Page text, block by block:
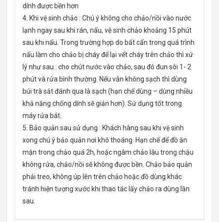
dính được bền hơn
4. Khi vệ sinh chảo : Chú ý không cho chảo/nồi vào nước
lạnh ngay sau khi rán, nấu, vệ sinh chảo khoảng 15 phút
sau khi nấu. Trong trường hợp do bất cẩn trong quá trình
nấu làm cho chảo bị cháy để lại vết cháy trên chảo thì xử
lý như sau : cho chút nước vào chảo, sau đó đun sôi 1- 2
phút và rửa bình thường. Nếu vẫn không sạch thì dùng
búi trà sắt đánh qua là sạch (hạn chế dùng – dùng nhiều
khả năng chống dính sẽ giản hơn). Sử dụng tốt trong
máy rửa bát.
5. Bảo quản sau sử dụng : Khách hàng sau khi vệ sinh
xong chú ý bảo quản nơi khô thoáng. Hạn chế để đồ ăn
mặn trong chảo quá 2h, hoặc ngâm chảo lâu trong chậu
không rửa, chảo/nồi sẽ không được bền. Chảo bảo quản
phải treo, không úp lên trên chảo hoặc đồ dùng khác
tránh hiện tượng xước khi thao tác lấy chảo ra dùng lần
sau.